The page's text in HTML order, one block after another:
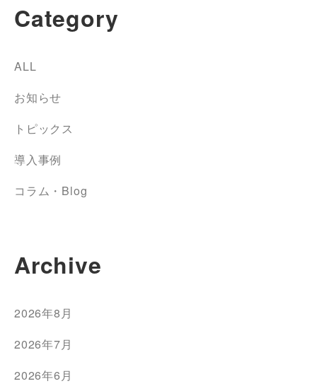
Category
ALL
お知らせ
トピックス
導入事例
コラム・Blog
Archive
2026年8月
2026年7月
2026年6月